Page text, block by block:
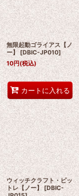
無限起動ゴライアス【ノ
ー】 [DBIC-JP010]
10円(税込)
カートに入れる
ウィッチクラフト・ピッ
トレ【ノー】 [DBIC-